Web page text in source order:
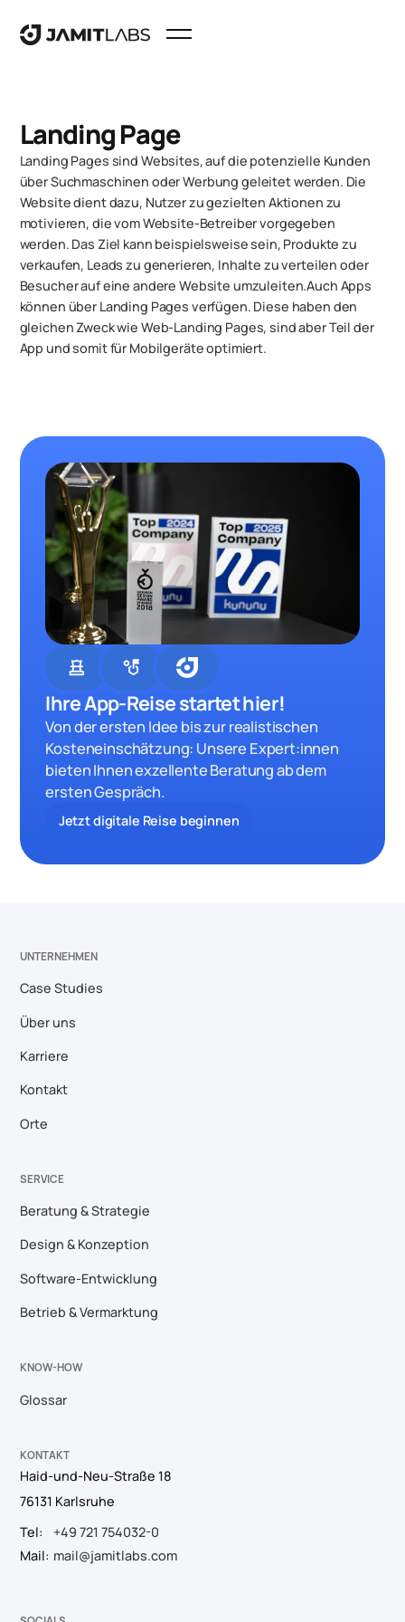
Landing Page
Landing Pages sind Websites, auf die potenzielle Kunden
über Suchmaschinen oder Werbung geleitet werden. Die
Website dient dazu, Nutzer zu gezielten Aktionen zu
motivieren, die vom Website-Betreiber vorgegeben
werden. Das Ziel kann beispielsweise sein, Produkte zu
verkaufen, Leads zu generieren, Inhalte zu verteilen oder
Besucher auf eine andere Website umzuleiten.Auch Apps
können über Landing Pages verfügen. Diese haben den
gleichen Zweck wie Web-Landing Pages, sind aber Teil der
App und somit für Mobilgeräte optimiert.
chess strategy
Ihre App-Reise startet hier!
Von der ersten Idee bis zur realistischen
Kosteneinschätzung: Unsere Expert:innen
bieten Ihnen exzellente Beratung ab dem
ersten Gespräch.
Jetzt digitale Reise beginnen
UNTERNEHMEN
Case Studies
Über uns
Karriere
Kontakt
Orte
SERVICE
Beratung & Strategie
Design & Konzeption
Software-Entwicklung
Betrieb & Vermarktung
KNOW-HOW
Glossar
KONTAKT
Haid-und-Neu-Straße 18
76131 Karlsruhe
Tel:
+49 721 754032-0
Mail: mail@jamitlabs.com